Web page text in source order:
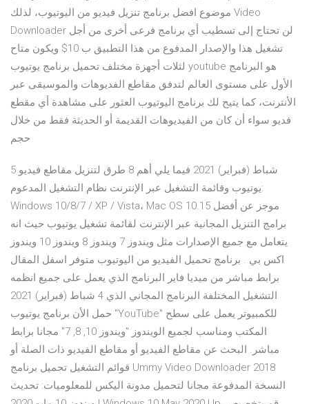
موضوع افضل برنامج تنزيل فيديو من اليوتيوب، لذلك Video
Downloader لن تحتاج إلى تسطيب أي برنامج فرعى أخرى من أجل
تشغيل هذا والإصدار المدفوع من هذا التطبيق ب 10$ ويكون متاح
لثلات أجهزة مختلف تحميل برنامج يوتيوب youtube هو البرنامج
الأول على مستوى العالم لتدفق مقاطع الفديوهات والموسيقى عبر
الأنترنت، كما يتيح لك برنامج اليوتيوب العثور على مشاهدة أي مقطع
فديو سواء أن كان من الفيديوهات القديمة أو الحديثة فقط من خلال
حجم
5 شباط (فبراير) 2021 فيما يلي أهم 8 طرق لتنزيل مقاطع فيديو
يوتيوب وقائمة التشغيل عبر الإنترنت نظام التشغيل المدعوم:
Windows 10/8/7 / XP / Vista، Mac OS 10.15 موجز عن أفضل
برامج التنزيل المجانية عبر الإنترنت لقائمة تشغيل يوتيوب حيث انه
يتعامل مع جميع الإصدارات مثل ويندوز 7 ويندوز 8 ويندوز 10 ويندوز
اكس بي . برنامج تحميل الفيديو من اليوتيوب متوفر اسفل المقال
برابط مباشر من ميديا فاير البرنامج الذي يعمل على جميع انظمه
التشغيل المختلفة البرنامج المجاني الذي 4 شباط (فبراير) 2021
حمل الأن برنامج يوتيوب "YouTube" للكمبيوتر يعمل على سطح
المكتب ومناسب لجميع الويندوز "ويندوز 10, 8, 7" مجانا برابط
مباشر. البحث عن مقاطع الفيديو أو مقاطع الفيديو ذات الصلة أو
قوائم التشغيل تحميل برنامج Ummy Video Downloader 2018
النسخة المدفوعة مجانا لتحميل مدونة اليكس للمعلوميات: تحديث